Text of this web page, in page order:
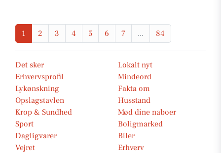
1 2 3 4 5 6 7 ... 84
Det sker
Lokalt nyt
Erhvervsprofil
Mindeord
Lykønskning
Fakta om
Opslagstavlen
Husstand
Krop & Sundhed
Mød dine naboer
Sport
Boligmarked
Dagligvarer
Biler
Vejret
Erhverv